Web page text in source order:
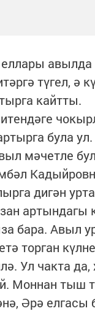
түгел,
кайтты.
була
мәчетле
дигән
бара. Авыл
торган
Ул чакта
Моннан тыш
Әрә елгасы